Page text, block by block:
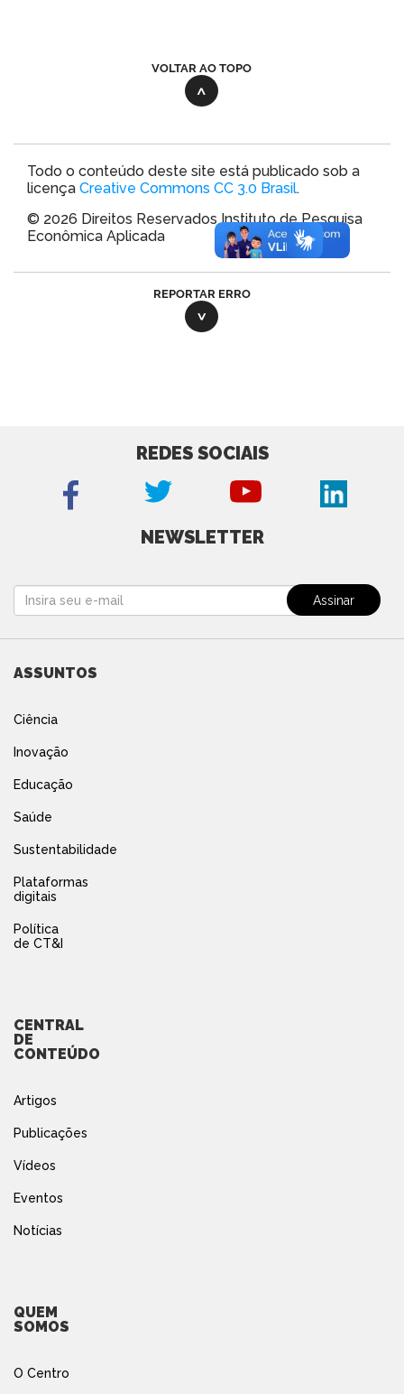
VOLTAR AO TOPO
Todo o conteúdo deste site está publicado sob a
licença Creative Commons CC 3.0 Brasil.
© 2026 Direitos Reservados Instituto de Pesquisa
Econômica Aplicada
REPORTAR ERRO
REDES SOCIAIS
NEWSLETTER
ASSUNTOS
Ciência
Inovação
Educação
Saúde
Sustentabilidade
Plataformas
digitais
Política
de CT&I
CENTRAL
DE
CONTEÚDO
Artigos
Publicações
Vídeos
Eventos
Notícias
QUEM
SOMOS
O Centro